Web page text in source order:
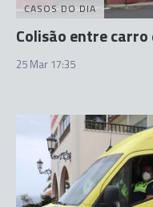
CASOS DO DIA
Colisão entre
25 Mar 17:35